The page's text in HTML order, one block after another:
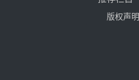
版权声明